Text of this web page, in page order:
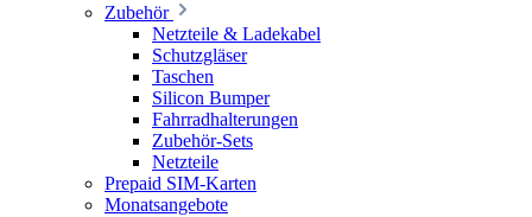
Zubehör
Netzteile & Ladekabel
Schutzgläser
Taschen
Silicon Bumper
Fahrradhalterungen
Zubehör-Sets
Netzteile
Prepaid SIM-Karten
Monatsangebote